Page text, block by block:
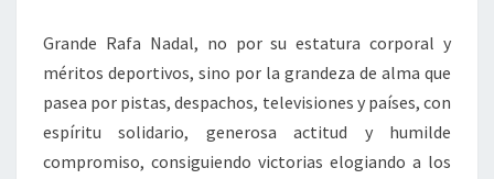
Grande Rafa Nadal, no por su estatura corporal y
méritos deportivos, sino por la grandeza de alma que
pasea por pistas, despachos, televisiones y países, con
espíritu solidario, generosa actitud y humilde
compromiso, consiguiendo victorias elogiando a los